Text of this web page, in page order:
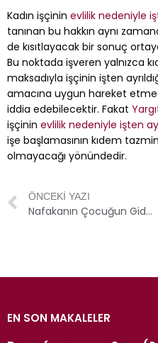
Kadın işçinin evlilik nedeniyle
tanınan bu hakkın aynı
de kısıtlayacak bir sonuç
Bu noktada işveren yalnızca
maksadıyla işçinin işten
amacına uygun hareket
iddia edebilecektir. Fakat
işçinin evlilik nedeniyle işten
işe başlamasının kıdem
olmayacağı yönündedir.
ÖNCEKI YAZI
Nafakanın Çocuğun Giderleri İçin Harcanmaması
EN SON MAKALELER